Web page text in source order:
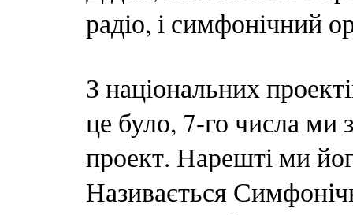
радіо, і симфонічний
З національних
це було, 7-го числа ми
проект. Нарешті ми
Називається